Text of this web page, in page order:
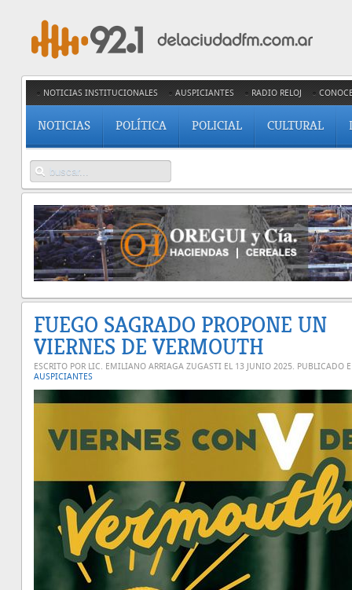
NOTICIAS INSTITUCIONALES AUSPICIANTES RADIO RELOJ
NOTICIAS POLÍTICA POLICIAL CULTURAL
FUEGO SAGRADO PROPONE UN
VIERNES DE VERMOUTH
ESCRITO POR LIC. EMILIANO ARRIAGA ZUGASTI EL 13 JUNIO 2025. PUBLICADO
AUSPICIANTES